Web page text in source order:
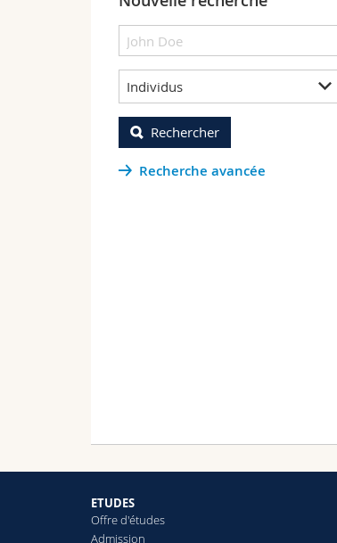
Individus
Rechercher
Recherche avancée
ETUDES
Offre d'études
Admission